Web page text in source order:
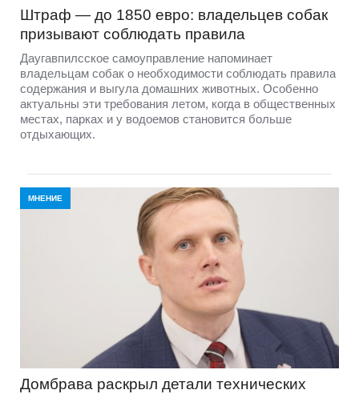
Штраф — до 1850 евро: владельцев собак
призывают соблюдать правила
Даугавпилсское самоуправление напоминает
владельцам собак о необходимости соблюдать правила
содержания и выгула домашних животных. Особенно
актуальны эти требования летом, когда в общественных
местах, парках и у водоемов становится больше
отдыхающих.
МНЕНИЕ
Домбравa раскрыл детали технических